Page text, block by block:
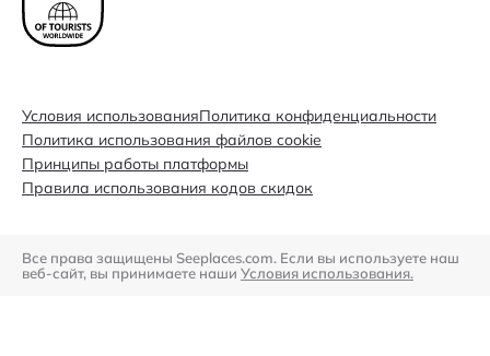
Условия использованияПолитика конфиденциальности
Политика использования файлов cookie
Принципы работы платформы
Правила использования кодов скидок
Все права защищены Seeplaces.com. Если вы используете наш
веб-сайт, вы принимаете наши Условия использования.